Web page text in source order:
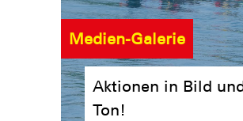
Medien-Galerie
Aktionen in Bild
Ton!